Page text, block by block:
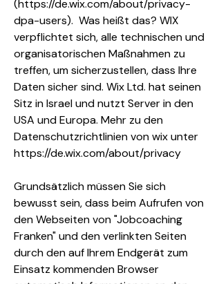
(https://de.wix.com/about/privacy-
dpa-users). Was heißt das? WIX
verpflichtet sich, alle technischen und
organisatorischen Maßnahmen zu
treffen, um sicherzustellen, dass Ihre
Daten sicher sind. Wix Ltd. hat seinen
Sitz in Israel und nutzt Server in den
USA und Europa. Mehr zu den
Datenschutzrichtlinien von wix unter
https://de.wix.com/about/privacy
Grundsätzlich müssen Sie sich
bewusst sein, dass beim Aufrufen von
den Webseiten von "Jobcoaching
Franken" und den verlinkten Seiten
durch den auf Ihrem Endgerät zum
Einsatz kommenden Browser